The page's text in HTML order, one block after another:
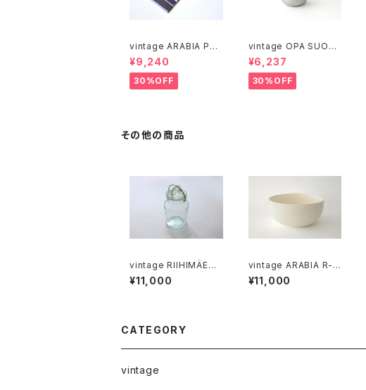
vintage ARABIA PAJ
U cutting boad / ヴィ
ンテージ アラビア パユ
カッティングボード
¥9,240
30%OFF
vintage OPA SUOMI
stainless milk pitch
er M / ヴィンテージ オ
ーパ スオミ ステンレス
ミルクピッチャー M
¥6,237
30%OFF
その他の商品
vintage RIIHIMÄEN
LASI SCALA glass ja
r 3/4L / ヴィンテージ
¥11,000
vintage ARABIA R-m
odel bowl / オールド
アラビア ボウル アイボ
¥11,000
CATEGORY
vintage